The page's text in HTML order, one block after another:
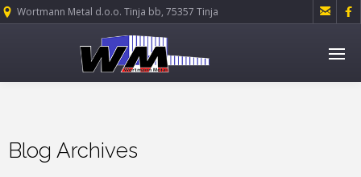
Wortmann Metal d.o.o. Tinja bb, 75357 Tinja  
Blog Archives